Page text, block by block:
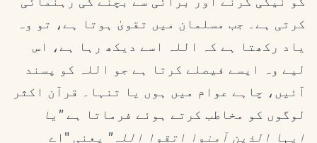
کرتی ہے۔ جب مسلمان میں تقویٰ ہوتا ہے، تو وہ
یاد رکھتا ہے کہ اللہ اسے دیکھ رہا ہے، اس
لیے وہ ایسے فیصلے کرتا ہے جو اللہ کو پسند
آئیں، چاہے عوام میں ہوں یا تنہا۔ قرآن اکثر
لوگوں کو مخاطب کرتے ہوئے فرماتا ہے"یا
ایہا الذین آمنوا اتقوا اللہ" یعنی "اے